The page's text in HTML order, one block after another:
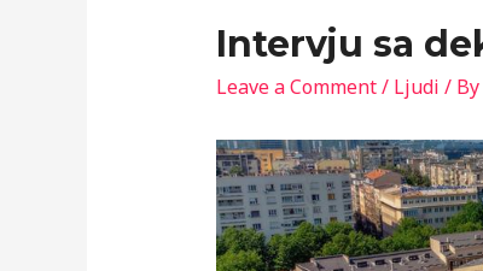
Intervju sa
Leave a Comment/ Ljudi / By